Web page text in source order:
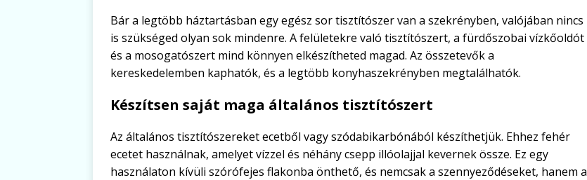
Bár a legtöbb háztartásban egy egész sor tisztítószer van a szekrényben, valójában nincs
is szükséged olyan sok mindenre. A felületekre való tisztítószert, a fürdőszobai vízkőoldót
és a mosogatószert mind könnyen elkészítheted magad. Az összetevők a
kereskedelemben kaphatók, és a legtöbb konyhaszekrényben megtalálhatók.
Készítsen saját maga általános tisztítószert
Az általános tisztítószereket ecetből vagy szódabikarbónából készíthetjük. Ehhez fehér
ecetet használnak, amelyet vízzel és néhány csepp illóolajjal kevernek össze. Ez egy
használaton kívüli szórófejes flakonba önthető, és nemcsak a szennyeződéseket, hanem a